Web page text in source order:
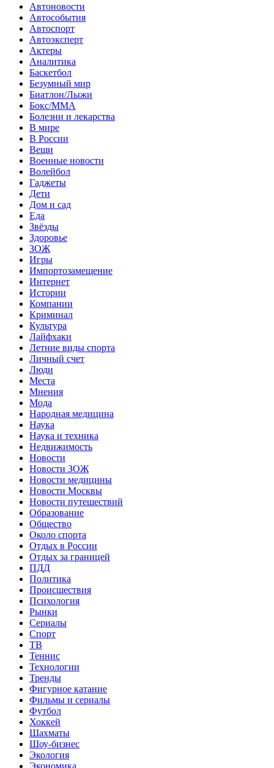
Автоновости
Автособытия
Автоспорт
Автоэксперт
Актеры
Аналитика
Баскетбол
Безумный мир
Биатлон/Лыжи
Бокс/MMA
Болезни и лекарства
В мире
В России
Вещи
Военные новости
Волейбол
Гаджеты
Дети
Дом и сад
Еда
Звёзды
Здоровье
ЗОЖ
Игры
Импортозамещение
Интернет
Истории
Компании
Криминал
Культура
Лайфхаки
Летние виды спорта
Личный счет
Люди
Места
Мнения
Мода
Народная медицина
Наука
Наука и техника
Недвижимость
Новости
Новости ЗОЖ
Новости медицины
Новости Москвы
Новости путешествий
Образование
Общество
Около спорта
Отдых в России
Отдых за границей
ПДД
Политика
Происшествия
Психология
Рынки
Сериалы
Спорт
ТВ
Теннис
Технологии
Тренды
Фигурное катание
Фильмы и сериалы
Футбол
Хоккей
Шахматы
Шоу-бизнес
Экология
Экономика